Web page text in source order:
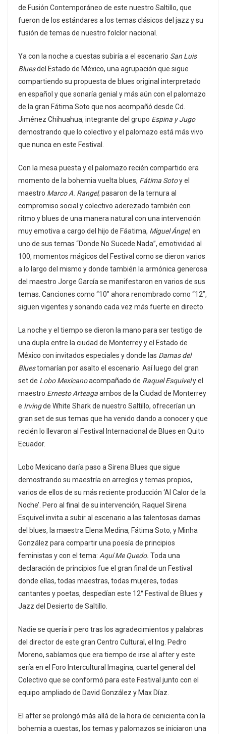
de Fusión Contemporáneo de este nuestro Saltillo, que
fueron de los estándares a los temas clásicos del jazz y su
fusión de temas de nuestro folclor nacional.
Ya con la noche a cuestas subiría a el escenario San Luis
Bluesdel Estado de México, una agrupación que sigue
compartiendo su propuesta de blues original interpretado
en español y que sonaría genial y más aún con el palomazo
de la gran Fátima Soto que nos acompañó desde Cd.
Jiménez Chihuahua, integrante del grupo Espina y Jugo
demostrando que lo colectivo y el palomazo está más vivo
que nunca en este Festival.
Con la mesa puesta y el palomazo recién compartido era
momento de la bohemia vuelta blues, Fátima Sotoy el
maestro Marco A. Rangel, pasaron de la ternura al
compromiso social y colectivo aderezado también con
ritmo y blues de una manera natural con una intervención
muy emotiva a cargo del hijo de Fáatima, Miguel Ángel, en
uno de sus temas “Donde No Sucede Nada”, emotividad al
100, momentos mágicos del Festival como se dieron varios
a lo largo del mismo y donde también la armónica generosa
del maestro Jorge García se manifestaron en varios de sus
temas. Canciones como “10” ahora renombrado como “12”,
siguen vigentes y sonando cada vez más fuerte en directo.
La noche y el tiempo se dieron la mano para ser testigo de
una dupla entre la ciudad de Monterrey y el Estado de
México con invitados especiales y donde las Damas del
Bluestomarían por asalto el escenario. Así luego del gran
set de Lobo Mexicanoacompañado de Raquel Esquively el
maestro Ernesto Arteagaambos de la Ciudad de Monterrey
e Irvingde White Shark de nuestro Saltillo, ofrecerían un
gran set de sus temas que ha venido dando a conocer y que
recién lo llevaron al Festival Internacional de Blues en Quito
Ecuador.
Lobo Mexicano daría paso a Sirena Blues que sigue
demostrando su maestría en arreglos y temas propios,
varios de ellos de su más reciente producción ‘Al Calor de la
Noche’. Pero al final de su intervención, Raquel Sirena
Esquivel invita a subir al escenario a las talentosas damas
del blues, la maestra Elena Medina, Fátima Soto, y Minha
González para compartir una poesía de principios
feministas y con el tema: Aquí Me Quedo. Toda una
declaración de principios fue el gran final de un Festival
donde ellas, todas maestras, todas mujeres, todas
cantantes y poetas, despedían este 12° Festival de Blues y
Jazz del Desierto de Saltillo.
Nadie se quería ir pero tras los agradecimientos y palabras
del director de este gran Centro Cultural, el Ing. Pedro
Moreno, sabíamos que era tiempo de irse al after y este
sería en el Foro Intercultural Imagina, cuartel general del
Colectivo que se conformó para este Festival junto con el
equipo ampliado de David González y Max Díaz.
El after se prolongó más allá de la hora de cenicienta con la
bohemia a cuestas, los temas y palomazos se iniciaron una